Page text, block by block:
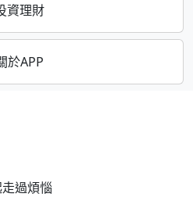
資理財
於APP
過煩惱